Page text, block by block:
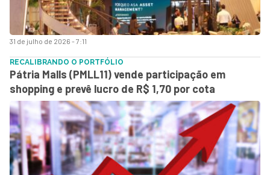
31 de julho de 2026 - 7:11
RECALIBRANDO O PORTFÓLIO
Pátria Malls (PMLL11) vende participação em
shopping e prevê lucro de R$ 1,70 por cota